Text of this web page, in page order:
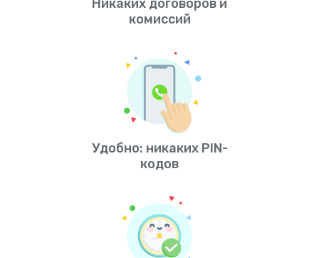
Никаких договоров и
комиссий
Удобно: никаких PIN-
кодов